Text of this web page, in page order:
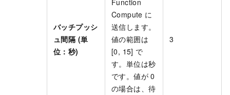
バッチプッシ
ュ間隔 (単
位：秒)
Function
Compute に
送信します。
値の範囲は
[0, 15] で
す。単位は秒
です。値が 0
の場合は、待
3